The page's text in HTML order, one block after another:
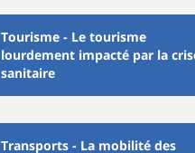
Tourisme - Le tourisme
lourdement impacté par la
sanitaire
Transports - La mobilité des